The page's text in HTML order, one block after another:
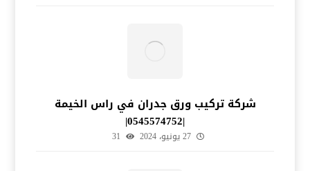
شركة تركيب ورق جدران في راس الخيمة
|0545574752|
27 يونيو، 2024 31